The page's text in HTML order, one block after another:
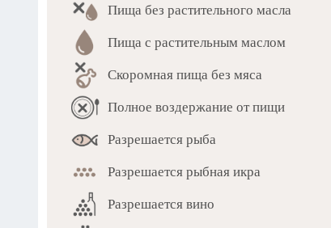
Пища без растительного масла
Пища с растительным маслом
Скоромная пища без мяса
Полное воздержание от пищи
Разрешается рыба
Разрешается рыбная икра
Разрешается вино